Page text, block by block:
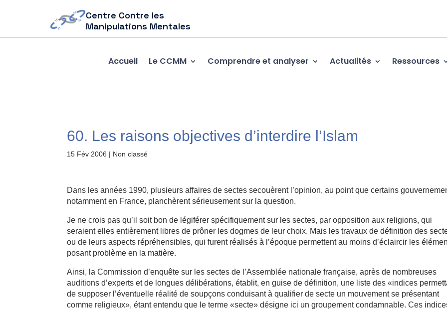
Centre Contre les
Manipulations Mentales
Accueil Le CCMM Comprendre et analyser Actualités Ressources
60. Les raisons objectives d’interdire l’Islam
15 Fév 2006 | Non classé
Dans les années 1990, plusieurs affaires de sectes secouèrent l’opinion, au point que certains
notamment en France, planchèrent sérieusement sur la question.
Je ne crois pas qu’il soit bon de légiférer spécifiquement sur les sectes, par opposition aux religions, qui
seraient elles entièrement libres de prôner les dogmes de leur choix. Mais les travaux de définition des
ou de leurs aspects répréhensibles, qui furent réalisés à l’époque permettent au moins d’éclaircir les
posant problème en la matière.
Ainsi, la Commission d’enquête sur les sectes de l’Assemblée nationale française, après de nombreuses
auditions d’experts et de longues délibérations, établit, en guise de définition, une liste des «indices
de supposer l’éventuelle réalité de soupçons conduisant à qualifier de secte un mouvement se présentant
comme religieux», étant entendu que le terme «secte» désigne ici un groupement condamnable. Ces